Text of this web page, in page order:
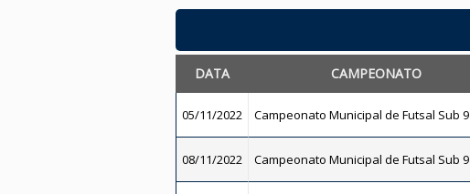
DATA CAMPEONATO
05/11/2022 Campeonato Municipal de Futsal Sub 9
08/11/2022 Campeonato Municipal de Futsal Sub 9